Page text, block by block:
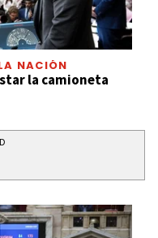
NACIÓN
la camioneta